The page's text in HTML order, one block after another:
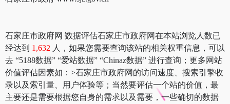
石家庄市政府网 数据评估石家庄市政府网在本站浏览人数已
经达到 1,632 人，如果您需要查询该站的相关权重信息，可以
去 “5188数据” “爱站数据” “Chinaz数据” 进行查询；更多网站
价值评估因素如：>石家庄市政府网的访问速度、搜索引擎收
录以及索引量、用户体验等；当然要评估一个站的价值，最
主要还是需要根据您自身的需求以及需要，一些确切的数据